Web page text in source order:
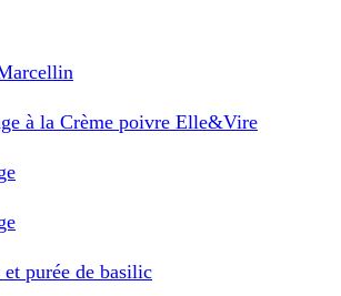
à la Crème poivre Elle&Vire
purée de basilic